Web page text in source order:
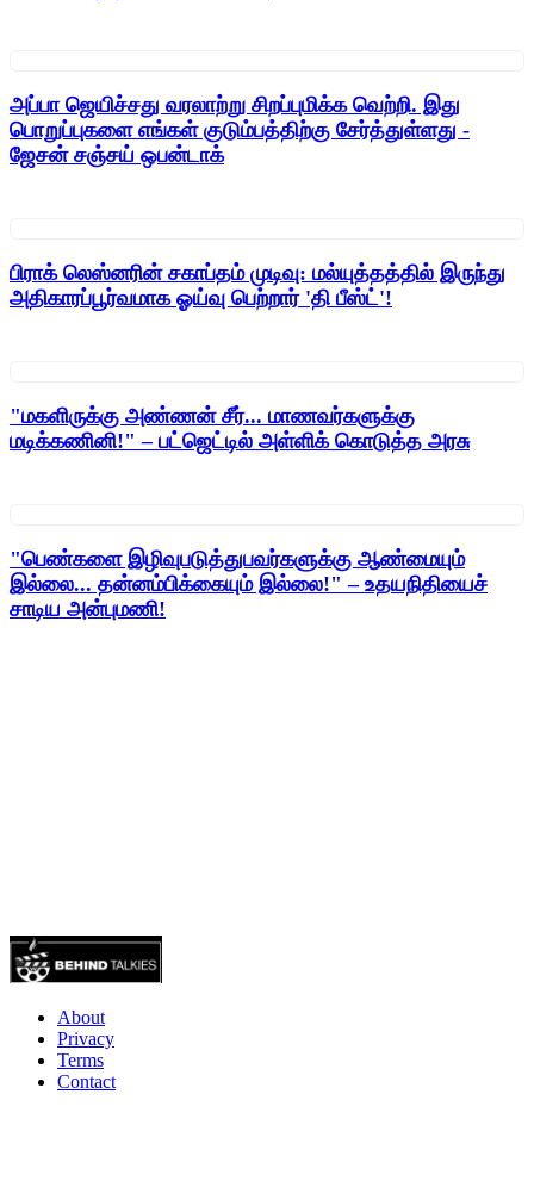
அப்பா ஜெயிச்சது வரலாற்று சிறப்புமிக்க வெற்றி. இது
பொறுப்புகளை எங்கள் குடும்பத்திற்கு சேர்த்துள்ளது -
ஜேசன் சஞ்சய் ஒபன்டாக்
பிராக் லெஸ்னரின் சகாப்தம் முடிவு: மல்யுத்தத்தில் இருந்து
அதிகாரப்பூர்வமாக ஓய்வு பெற்றார் 'தி பீஸ்ட்'!
"மகளிருக்கு அண்ணன் சீர்... மாணவர்களுக்கு
மடிக்கணினி!" – பட்ஜெட்டில் அள்ளிக் கொடுத்த அரசு
"பெண்களை இழிவுபடுத்துபவர்களுக்கு ஆண்மையும்
இல்லை... தன்னம்பிக்கையும் இல்லை!" – உதயநிதியைச்
சாடிய அன்புமணி!
About
Privacy
Terms
Contact